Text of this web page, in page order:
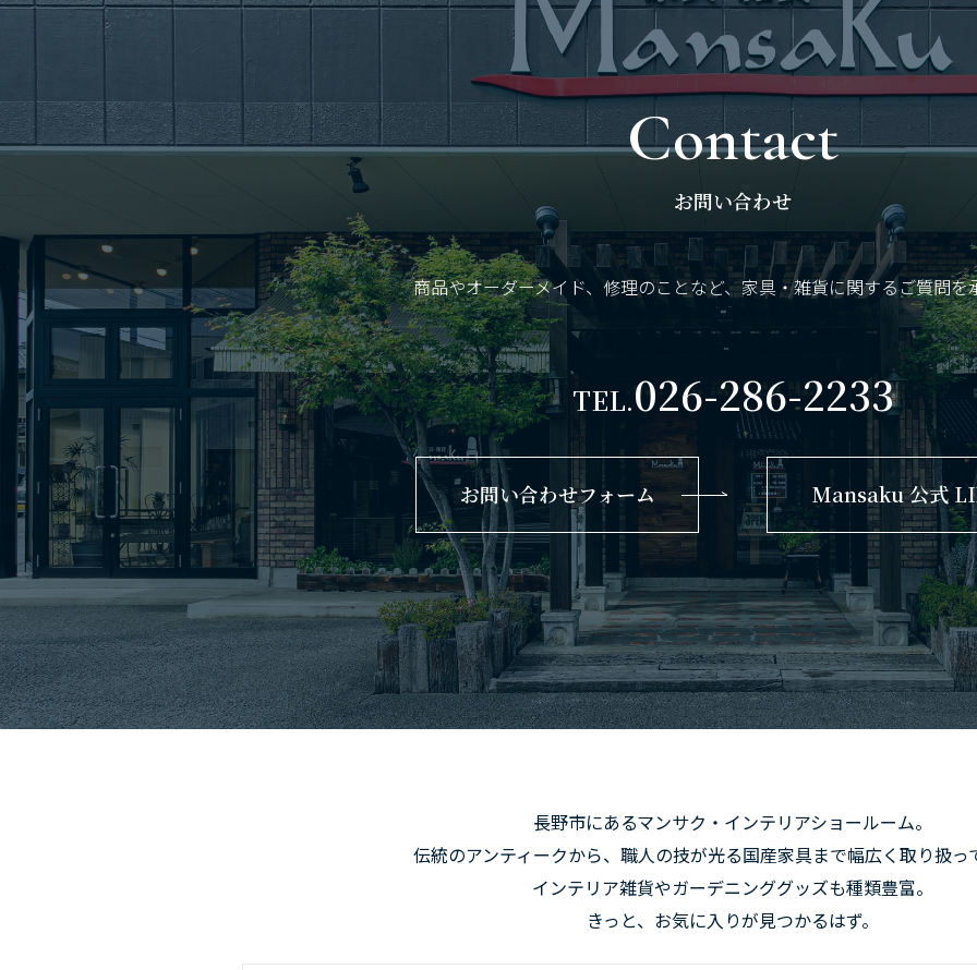
Contact
お問い合わせ
商品やオーダーメイド、修理のことなど、家具・雑貨に関するご質問を
TEL.026-286-2233
お問い合わせフォーム Mansaku 公式
長野市にあるマンサク・インテリアショールーム。
伝統のアンティークから、職人の技が光る国産家具まで幅広く取り扱っ
インテリア雑貨やガーデニンググッズも種類豊富。
きっと、お気に入りが見つかるはず。